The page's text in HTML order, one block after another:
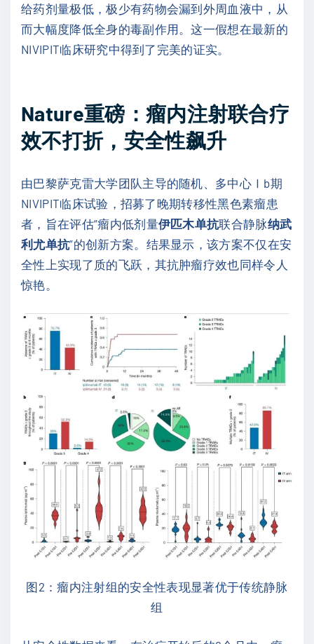
给药剂量极低，极少有药物会漏到外周血液中，从
而大幅度降低全身的毒副作用。这一假想在最新的
NIVIPIT临床研究中得到了完美的证实。
Nature重磅：瘤内注射联合疗
效不打折，安全性飙升
由巴黎萨克雷大学团队主导的随机、多中心Ⅰb期
NIVIPIT临床试验，招募了晚期转移性黑色素瘤患
者，旨在评估“瘤内低剂量伊匹木单抗联合静脉纳武
利尤单抗”的创新方案。结果显示，该方案不仅在安
全性上实现了质的飞跃，其抗肿瘤疗效也同样令人
惊艳。
图2：瘤内注射组的安全性表现显著优于传统静脉
组